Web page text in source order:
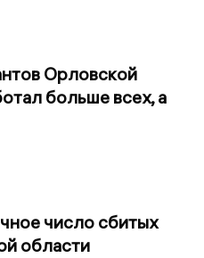
Орловской
больше всех, а
число сбитых
области